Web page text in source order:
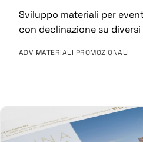
Sviluppo materiali per
con declinazione su
ADV MATERIALI PROMOZIONALI